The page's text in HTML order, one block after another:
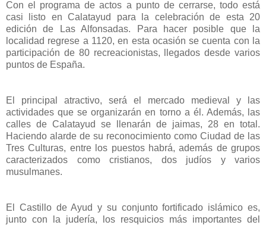
Con el programa de actos a punto de cerrarse, todo está
casi listo en Calatayud para la celebración de esta 20
edición de Las Alfonsadas. Para hacer posible que la
localidad regrese a 1120, en esta ocasión se cuenta con la
participación de 80 recreacionistas, llegados desde varios
puntos de España.
El principal atractivo, será el mercado medieval y las
actividades que se organizarán en torno a él. Además, las
calles de Calatayud se llenarán de jaimas, 28 en total.
Haciendo alarde de su reconocimiento como Ciudad de las
Tres Culturas, entre los puestos habrá, además de grupos
caracterizados como cristianos, dos judíos y varios
musulmanes.
El Castillo de Ayud y su conjunto fortificado islámico es,
junto con la judería, los resquicios más importantes del